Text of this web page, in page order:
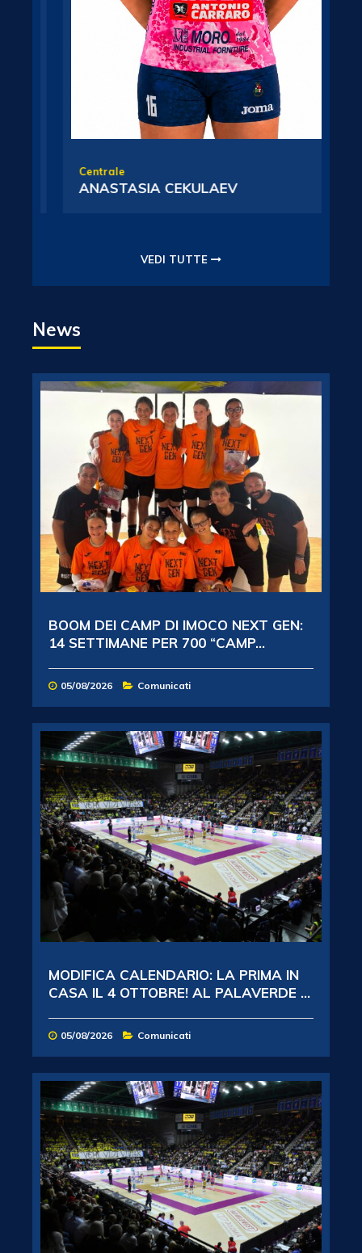
Centrale
ANASTASIA CEKULAEV
VEDI TUTTE
News
BOOM DEI CAMP DI IMOCO NEXT GEN:
14 SETTIMANE PER 700 “CAMP...
05/08/2026 Comunicati
MODIFICA CALENDARIO: LA PRIMA IN
CASA IL 4 OTTOBRE! AL PALAVERDE ...
05/08/2026 Comunicati